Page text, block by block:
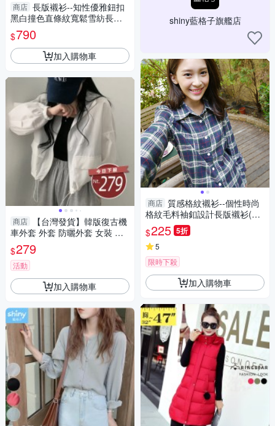
商店 長版襯衫--知性優雅鈕扣
黑白撞色直條紋寬鬆雪紡長袖
襯衫(黑XL-3L)-I127眼圈熊中大
尺碼
$790
加入購物車
商店
【台灣發貨】韓版復古機
車外套 外套 防曬外套 女裝 上
衣 衣服【J323】
$279
活動
加入購物車
shiny藍格子旗艦店
商店 質感格紋襯衫--個性時尚
格紋毛料袖釦設計長版襯衫(紅.
藍M-2L)-I68眼圈熊中大尺碼
$225 5折
5
限時下殺
加入購物車